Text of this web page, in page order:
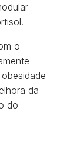
o
da
do